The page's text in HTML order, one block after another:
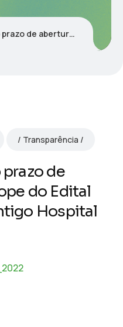
de Restauro do Antigo Hospital Humberto Primo
Transparência
prazo de
do Edital
Hospital